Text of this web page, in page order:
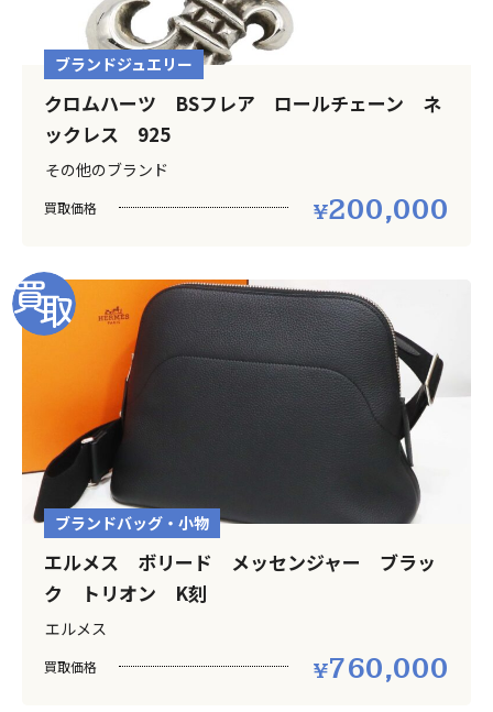
ブランドジュエリー
クロムハーツ BSフレア ロールチェーン ネ
ックレス 925
その他のブランド
買取価格 200,000
ブランドバッグ・小物
エルメス ボリード メッセンジャー ブラッ
ク トリオン K刻
エルメス
買取価格 760,000